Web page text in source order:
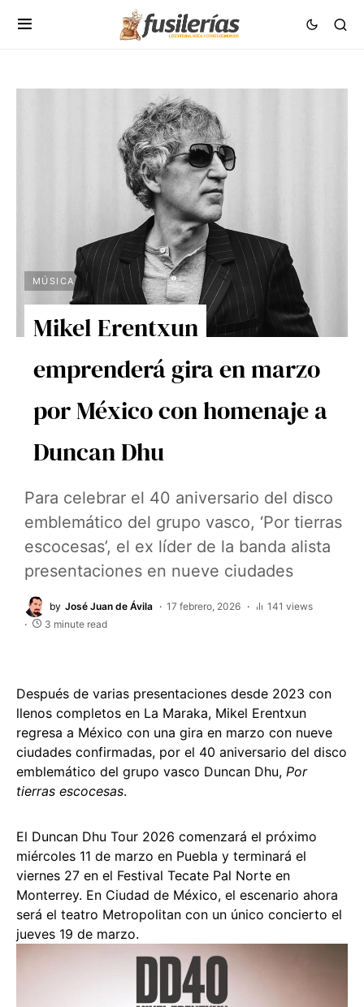
MÚSICA
Mikel Erentxun
emprenderá gira en marzo
por México con homenaje a
Duncan Dhu
Para celebrar el 40 aniversario del disco
emblemático del grupo vasco, ‘Por tierras
escocesas’, el ex líder de la banda alista
presentaciones en nueve ciudades
by José Juan de Ávila 17 febrero, 2026
141 views
3 minute read
Después de varias presentaciones desde 2023 con
llenos completos en La Maraka, Mikel Erentxun
regresa a México con una gira en marzo con nueve
ciudades confirmadas, por el 40 aniversario del disco
emblemático del grupo vasco Duncan Dhu, Por
tierras escocesas.
El Duncan Dhu Tour 2026 comenzará el próximo
miércoles 11 de marzo en Puebla y terminará el
viernes 27 en el Festival Tecate Pal Norte en
Monterrey. En Ciudad de México, el escenario ahora
será el teatro Metropolitan con un único concierto el
jueves 19 de marzo.